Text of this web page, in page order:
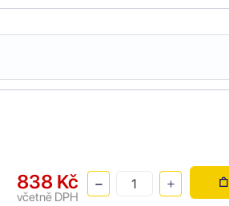
838 Kč
včetně DPH